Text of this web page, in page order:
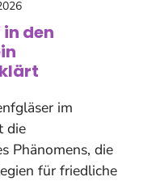
den
im
die
Phänomens, die
für friedliche